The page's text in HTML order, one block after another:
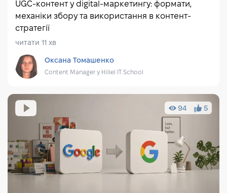
UGC-контент у digital-маркетингу: формати,
механіки збору та використання в контент-
стратегії
читати 11 хв
Оксана Томашенко
Content Manager у Hillel IT School
94 5